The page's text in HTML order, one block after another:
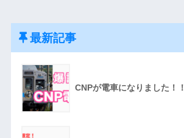
最新記事
CNPが電車になりました！！